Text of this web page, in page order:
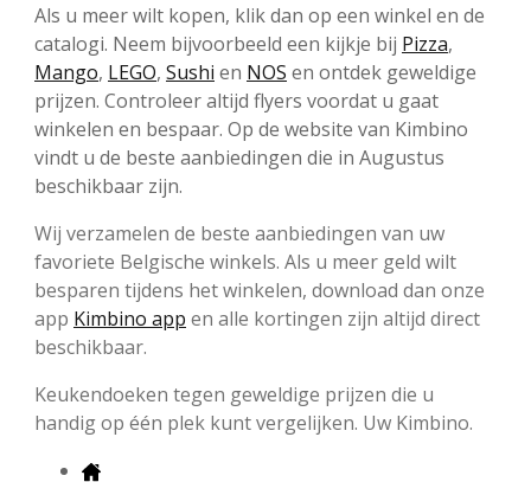
Als u meer wilt kopen, klik dan op een winkel en de
catalogi. Neem bijvoorbeeld een kijkje bij Pizza,
Mango, LEGO, Sushi en NOS en ontdek geweldige
prijzen. Controleer altijd flyers voordat u gaat
winkelen en bespaar. Op de website van Kimbino
vindt u de beste aanbiedingen die in Augustus
beschikbaar zijn.
Wij verzamelen de beste aanbiedingen van uw
favoriete Belgische winkels. Als u meer geld wilt
besparen tijdens het winkelen, download dan onze
app Kimbino app en alle kortingen zijn altijd direct
beschikbaar.
Keukendoeken tegen geweldige prijzen die u
handig op één plek kunt vergelijken. Uw Kimbino.